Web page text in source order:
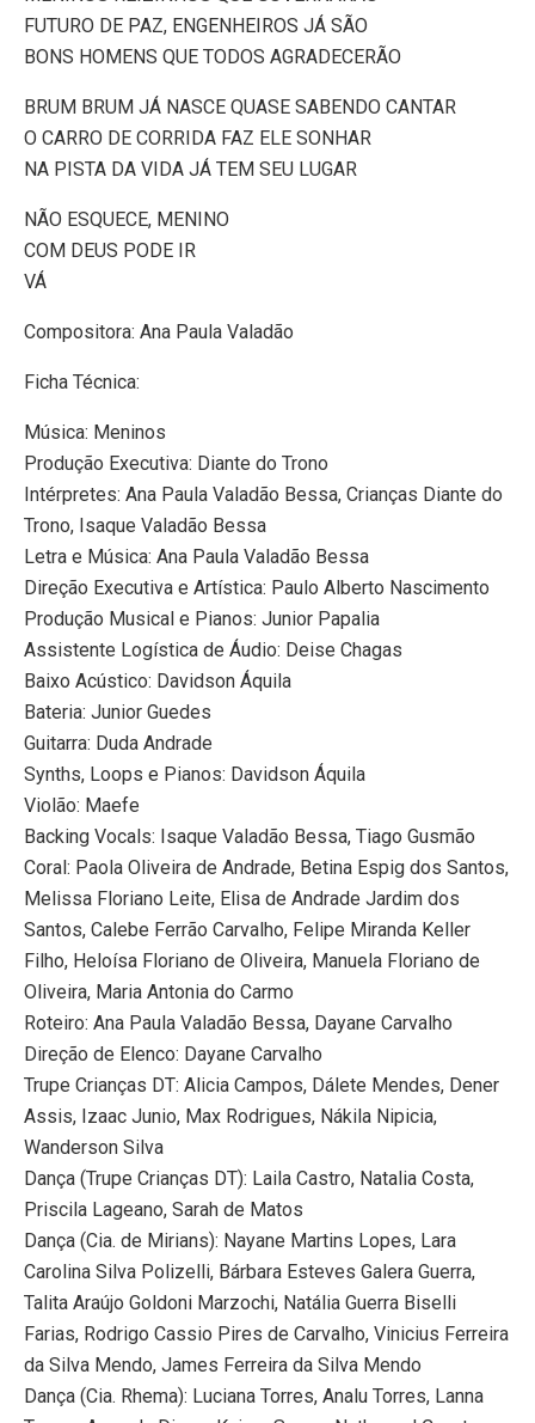
FUTURO DE PAZ, ENGENHEIROS JÁ SÃO
BONS HOMENS QUE TODOS AGRADECERÃO
BRUM BRUM JÁ NASCE QUASE SABENDO CANTAR
O CARRO DE CORRIDA FAZ ELE SONHAR
NA PISTA DA VIDA JÁ TEM SEU LUGAR
NÃO ESQUECE, MENINO
COM DEUS PODE IR
VÁ
Compositora: Ana Paula Valadão
Ficha Técnica:
Música: Meninos
Produção Executiva: Diante do Trono
Intérpretes: Ana Paula Valadão Bessa, Crianças Diante do
Trono, Isaque Valadão Bessa
Letra e Música: Ana Paula Valadão Bessa
Direção Executiva e Artística: Paulo Alberto Nascimento
Produção Musical e Pianos: Junior Papalia
Assistente Logística de Áudio: Deise Chagas
Baixo Acústico: Davidson Áquila
Bateria: Junior Guedes
Guitarra: Duda Andrade
Synths, Loops e Pianos: Davidson Áquila
Violão: Maefe
Backing Vocals: Isaque Valadão Bessa, Tiago Gusmão
Coral: Paola Oliveira de Andrade, Betina Espig dos Santos,
Melissa Floriano Leite, Elisa de Andrade Jardim dos
Santos, Calebe Ferrão Carvalho, Felipe Miranda Keller
Filho, Heloísa Floriano de Oliveira, Manuela Floriano de
Oliveira, Maria Antonia do Carmo
Roteiro: Ana Paula Valadão Bessa, Dayane Carvalho
Direção de Elenco: Dayane Carvalho
Trupe Crianças DT: Alicia Campos, Dálete Mendes, Dener
Assis, Izaac Junio, Max Rodrigues, Nákila Nipicia,
Wanderson Silva
Dança (Trupe Crianças DT): Laila Castro, Natalia Costa,
Priscila Lageano, Sarah de Matos
Dança (Cia. de Mirians): Nayane Martins Lopes, Lara
Carolina Silva Polizelli, Bárbara Esteves Galera Guerra,
Talita Araújo Goldoni Marzochi, Natália Guerra Biselli
Farias, Rodrigo Cassio Pires de Carvalho, Vinicius Ferreira
da Silva Mendo, James Ferreira da Silva Mendo
Dança (Cia. Rhema): Luciana Torres, Analu Torres, Lanna